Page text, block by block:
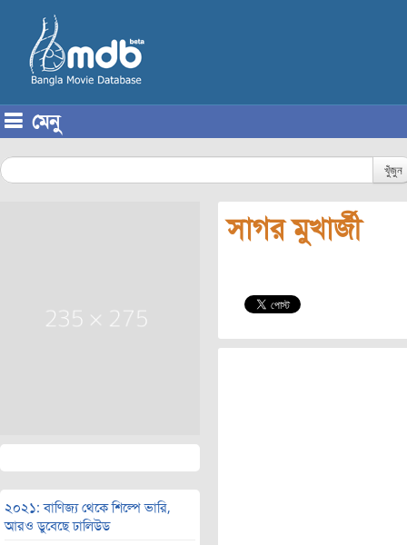
মেনু
খুঁজুন
২০২১: বাণিজ্য থেকে শিল্পে ভারি,
আরও ডুবেছে ঢালিউড
সাগর মুখার্জী